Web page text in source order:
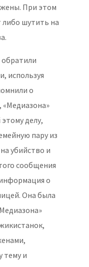
При этом
шутить на
обратили
используя
о
делу,
пару из
убийство и
сообщения
о
Она была
тему и